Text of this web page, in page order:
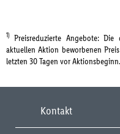
1) Preisreduzierte Angebote:
aktuellen Aktion beworbenen
letzten 30 Tagen vor Aktionsbeginn.
Kontakt